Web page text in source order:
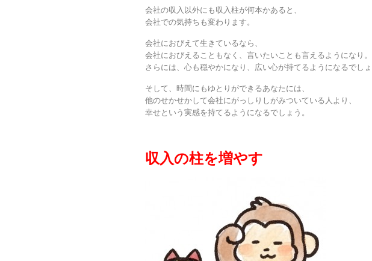
会社の収入以外にも収入柱が何本かあると、
会社での気持ちも変わります。
会社におびえて生きているなら、
会社におびえることもなく、言いたいことも言えるようになり。
さらには、心も穏やかになり、広い心が持てるようになるでしょ
そして、時間にもゆとりができるあなたには、
他のせかせかして会社にがっしりしがみついている人より、
幸せという実感を持てるようになるでしょう。
収入の柱を増やす